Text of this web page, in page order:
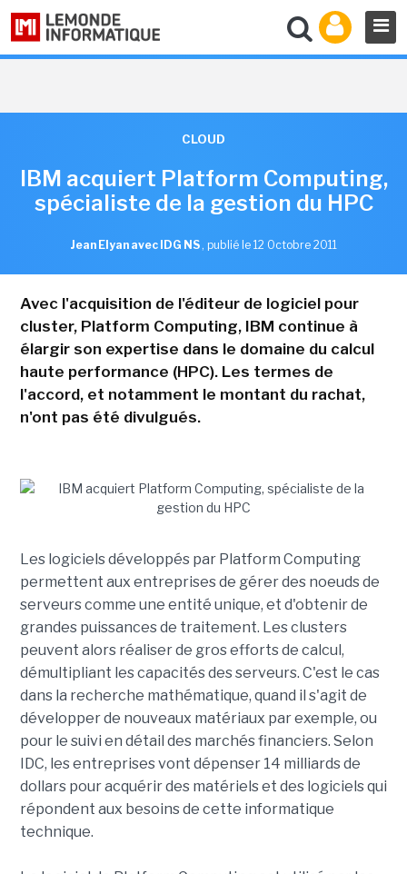
CLOUD
IBM acquiert Platform Computing,
spécialiste de la gestion du HPC
Jean Elyan avec IDG NS , publié le 12 Octobre 2011
Avec l'acquisition de l'éditeur de logiciel pour
cluster, Platform Computing, IBM continue à
élargir son expertise dans le domaine du calcul
haute performance (HPC). Les termes de
l'accord, et notamment le montant du rachat,
n'ont pas été divulgués.
Les logiciels développés par Platform Computing
permettent aux entreprises de gérer des noeuds de
serveurs comme une entité unique, et d'obtenir de
grandes puissances de traitement. Les clusters
peuvent alors réaliser de gros efforts de calcul,
démultipliant les capacités des serveurs. C'est le cas
dans la recherche mathématique, quand il s'agit de
développer de nouveaux matériaux par exemple, ou
pour le suivi en détail des marchés financiers. Selon
IDC, les entreprises vont dépenser 14 milliards de
dollars pour acquérir des matériels et des logiciels qui
répondent aux besoins de cette informatique
technique.